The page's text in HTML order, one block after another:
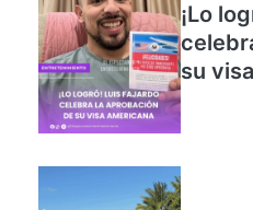
¡Lo
su